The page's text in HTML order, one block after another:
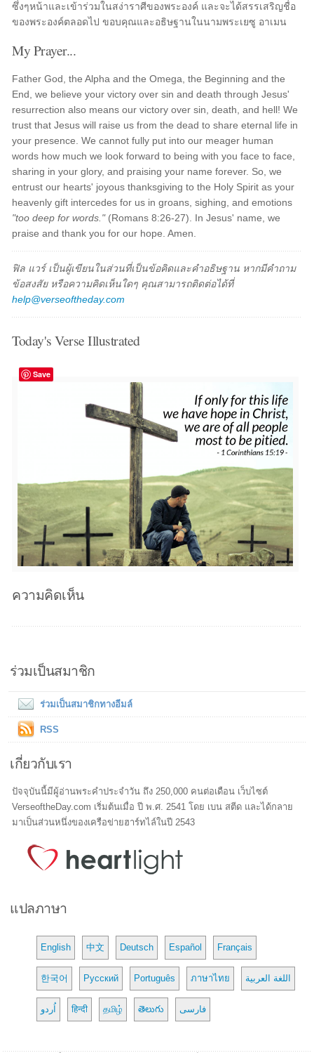
ซึ่งๆหน้าและเข้าร่วมในสง่าราศีของพระองค์ และจะได้สรรเสริญชื่อ
ของพระองค์ตลอดไป ขอบคุณและอธิษฐานในนามพระเยซู อาเมน
My Prayer...
Father God, the Alpha and the Omega, the Beginning and the
End, we believe your victory over sin and death through Jesus'
resurrection also means our victory over sin, death, and hell! We
trust that Jesus will raise us from the dead to share eternal life in
your presence. We cannot fully put into our meager human
words how much we look forward to being with you face to face,
sharing in your glory, and praising your name forever. So, we
entrust our hearts' joyous thanksgiving to the Holy Spirit as your
heavenly gift intercedes for us in groans, sighing, and emotions
"too deep for words."(Romans 8:26-27). In Jesus' name, we
praise and thank you for our hope. Amen.
ฟิล แวร์ เป็นผู้เขียนในส่วนที่เป็นข้อคิดและคำอธิษฐาน หากมีคำถาม
ข้อสงสัย หรือความคิดเห็นใดๆ คุณสามารถติดต่อได้ที่
help@verseoftheday.com
Today's Verse Illustrated
Save
ความคิดเห็น
ร่วมเป็นสมาชิก
ร่วมเป็นสมาชิกทางอีมล์
RSS
เกี่ยวกับเรา
ปัจจุบันนี้มีผู้อ่านพระคำประจำวัน ถึง 250,000 คนต่อเดือน เว็บไซต์
VerseoftheDay.com เริ่มต้นเมื่อ ปี พ.ศ. 2541 โดย เบน สตีด และได้กลาย
มาเป็นส่วนหนึ่งของเครือข่ายฮาร์ทไล์ในปี 2543
แปลภาษา
English 中文 Deutsch Español Français
한국어 Русский Português ภาษาไทย اللغة العربية
اُردو हिन्दी தமிழ் తెలుగు فارسی